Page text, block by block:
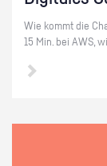
Wie kommt die
15 Min. bei AWS,